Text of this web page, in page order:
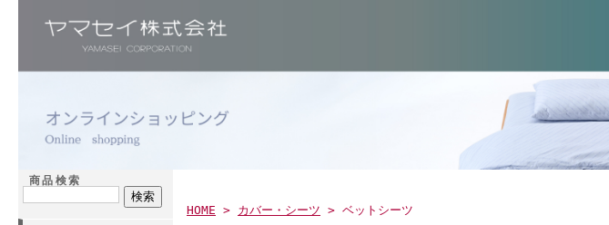
商品検索
HOME > カバー・シーツ > ベットシーツ